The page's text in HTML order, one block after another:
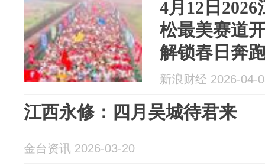
4月12日
松最美赛道
解锁春日奔
新浪财经 2026-04-
江西永修：四月吴城待君来
金台资讯 2026-03-20